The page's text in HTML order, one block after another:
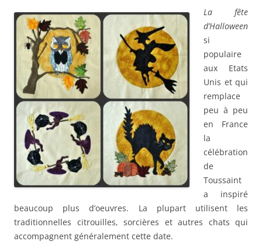
La fête
d’Halloween
si
populaire
aux Etats
Unis et qui
remplace
peu à peu
en France
la
célébration
de
Toussaint
a inspiré
beaucoup plus d’oeuvres. La plupart utilisent les
traditionnelles citrouilles, sorcières et autres chats qui
accompagnent généralement cette date.